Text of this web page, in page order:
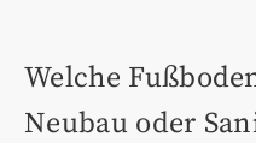
Welche
Neubau oder